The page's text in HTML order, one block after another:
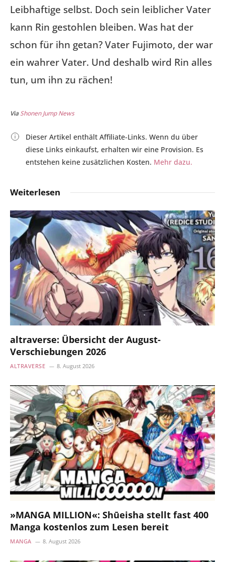
Leibhaftige selbst. Doch sein leiblicher Vater
kann Rin gestohlen bleiben. Was hat der
schon für ihn getan? Vater Fujimoto, der war
ein wahrer Vater. Und deshalb wird Rin alles
tun, um ihn zu rächen!
ViaShonen Jump News
Dieser Artikel enthält Affiliate-Links. Wenn du über
diese Links einkaufst, erhalten wir eine Provision. Es
entstehen keine zusätzlichen Kosten. Mehr dazu.
Weiterlesen
altraverse: Übersicht der August-
Verschiebungen 2026
ALTRAVERSE 8. August 2026
»MANGA MILLION«: Shūeisha stellt fast 400
Manga kostenlos zum Lesen bereit
MANGA 8. August 2026